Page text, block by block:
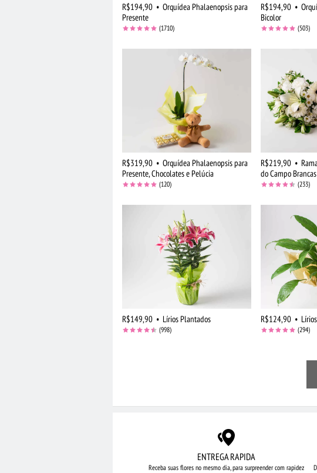
R$194,90 • Orquídea Phalaenopsis para
Presente
(1710)
R$194,90 •
Bicolor
(503)
R$319,90 • Orquídea Phalaenopsis para
Presente, Chocolates e Pelúcia
(120)
R$219,90 •
do Campo
(233)
R$149,90 • Lírios Plantados
(998)
R$124,90 •
(294)
ENTREGA RAPIDA
Receba suas flores no mesmo dia,para surpreender com rapidez